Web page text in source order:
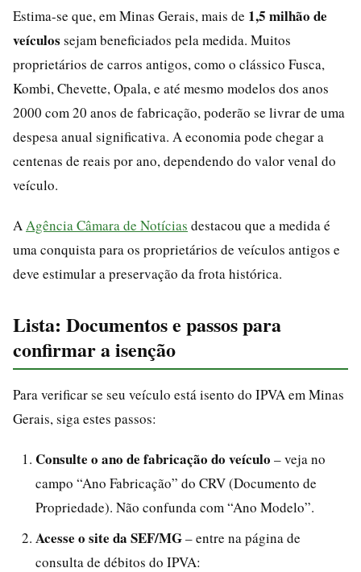
Estima-se que, em Minas Gerais, mais de 1,5 milhão de
veículos sejam beneficiados pela medida. Muitos
proprietários de carros antigos, como o clássico Fusca,
Kombi, Chevette, Opala, e até mesmo modelos dos anos
2000 com 20 anos de fabricação, poderão se livrar de uma
despesa anual significativa. A economia pode chegar a
centenas de reais por ano, dependendo do valor venal do
veículo.
A Agência Câmara de Notícias destacou que a medida é
uma conquista para os proprietários de veículos antigos e
deve estimular a preservação da frota histórica.
Lista: Documentos e passos para
confirmar a isenção
Para verificar se seu veículo está isento do IPVA em Minas
Gerais, siga estes passos:
Consulte o ano de fabricação do veículo – veja no
campo “Ano Fabricação” do CRV (Documento de
Propriedade). Não confunda com “Ano Modelo”.
Acesse o site da SEF/MG– entre na página de
consulta de débitos do IPVA: